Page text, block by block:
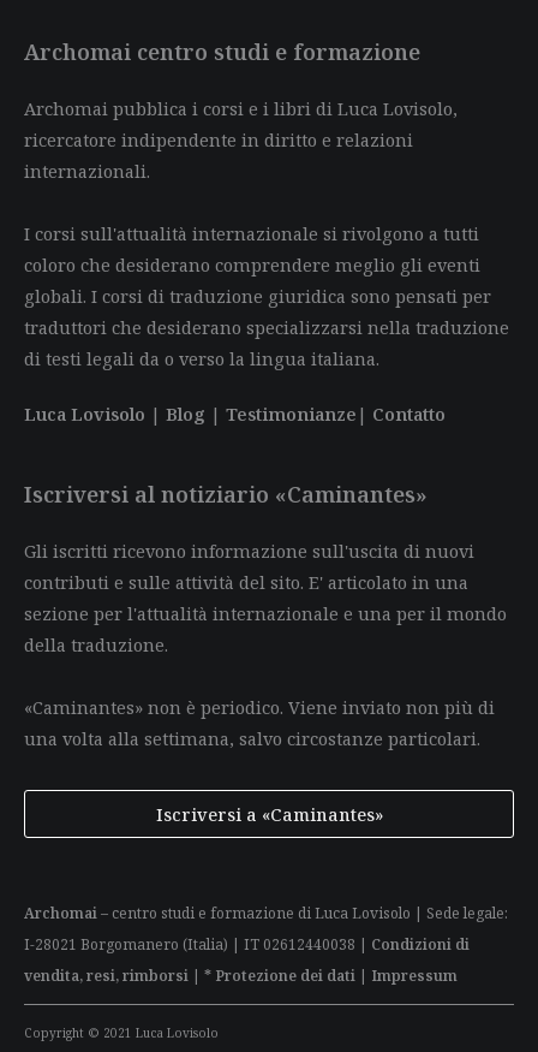
Archomai centro studi e formazione
Archomai pubblica i corsi e i libri di Luca Lovisolo,
ricercatore indipendente in diritto e relazioni
internazionali.
I corsi sull'attualità internazionale si rivolgono a tutti
coloro che desiderano comprendere meglio gli eventi
globali. I corsi di traduzione giuridica sono pensati per
traduttori che desiderano specializzarsi nella traduzione
di testi legali da o verso la lingua italiana.
Luca Lovisolo | Blog | Testimonianze | Contatto
Iscriversi al notiziario «Caminantes»
Gli iscritti ricevono informazione sull'uscita di nuovi
contributi e sulle attività del sito. E' articolato in una
sezione per l'attualità internazionale e una per il mondo
della traduzione.
«Caminantes» non è periodico. Viene inviato non più di
una volta alla settimana, salvo circostanze particolari.
Iscriversi a «Caminantes»
Archomai– centro studi e formazione di Luca Lovisolo | Sede legale:
I-28021 Borgomanero (Italia) | IT 02612440038 | Condizioni di
vendita, resi, rimborsi | * Protezione dei dati | Impressum
Copyright © 2021 Luca Lovisolo